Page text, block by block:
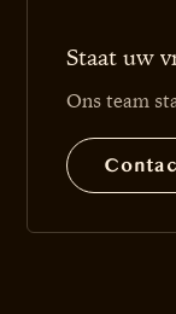
Staat uw
Ons team